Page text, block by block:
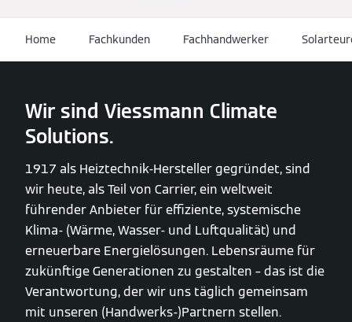
Home Fachkunden Fachhandwerker
Wir sind Viessmann Climate
Solutions.
1917 als Heiztechnik-Hersteller gegründet, sind
wir heute, als Teil von Carrier, ein weltweit
führender Anbieter für effiziente, systemische
Klima- (Wärme, Wasser- und Luftqualität) und
erneuerbare Energielösungen. Lebensräume für
zukünftige Generationen zu gestalten – das ist die
Verantwortung, der wir uns täglich gemeinsam
mit unseren (Handwerks-)Partnern stellen.